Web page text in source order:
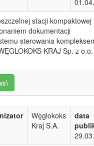
stacji kompaktowej
dokumentacji
sterowania
KRAJ Sp. z
Węglokoks
Kraj S.A.
data